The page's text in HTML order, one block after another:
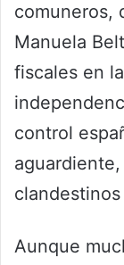
comuneros,
Manuela
fiscales en
control
Aunque